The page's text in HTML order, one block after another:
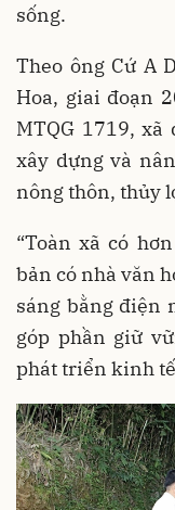
sống.
Theo ông Cứ A
Hoa, giai đoạn
MTQG 1719,
xây dựng và
nông thôn, thủy
“Toàn xã có
bản có nhà văn
sáng bằng điện
góp phần giữ
phát triển kinh tế